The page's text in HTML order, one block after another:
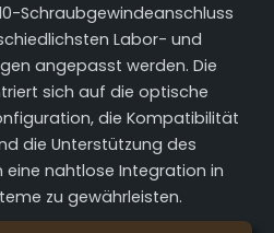
Schraubgewindeanschluss
Labor- und
angepasst werden. Die
sich auf die optische
die Kompatibilität
die Unterstützung des
eine nahtlose Integration in
zu gewährleisten.